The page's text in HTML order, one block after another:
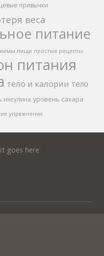
привычки
веса
питание
пищи простые рецепты
питания
тело и калории тело
инсулина уровень сахара
упражнения
goes here